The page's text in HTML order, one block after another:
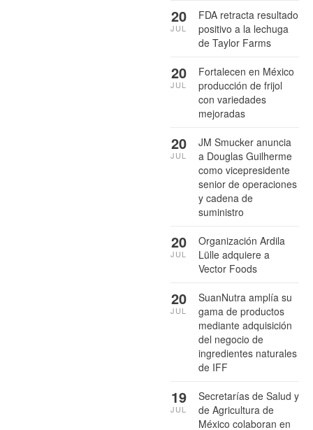
FDA retracta resultado
positivo a la lechuga
de Taylor Farms
20
JUL
Fortalecen en México
producción de frijol
con variedades
mejoradas
20
JUL
JM Smucker anuncia
a Douglas Guilherme
como vicepresidente
senior de operaciones
y cadena de
suministro
20
JUL
Organización Ardila
Lülle adquiere a
Vector Foods
20
JUL
SuanNutra amplía su
gama de productos
mediante adquisición
del negocio de
ingredientes naturales
de IFF
20
JUL
Secretarías de Salud y
de Agricultura de
México colaboran en
19
JUL